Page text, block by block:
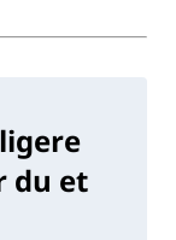
du et